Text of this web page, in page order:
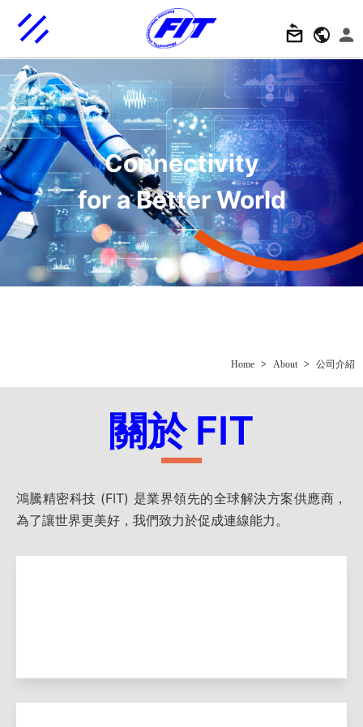
Connectivity
for a Better World
Home > About > 公司介紹
關於 FIT
鴻騰精密科技 (FIT) 是業界領先的全球解決方案供應商，
為了讓世界更美好，我們致力於促成連線能力。